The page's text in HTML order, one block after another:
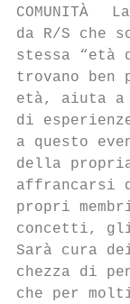
COMUNITÀ
da R/S che
stessa
trovano ben
età, aiuta a
di
a questo
della
affrancarsi
propri
concetti, gli
Sarà cura
chezza di
che per